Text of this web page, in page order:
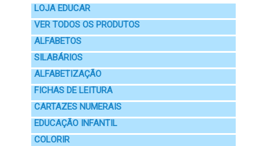
LOJA EDUCAR
VER TODOS OS PRODUTOS
ALFABETOS
SILABÁRIOS
ALFABETIZAÇÃO
FICHAS DE LEITURA
CARTAZES NUMERAIS
EDUCAÇÃO INFANTIL
COLORIR